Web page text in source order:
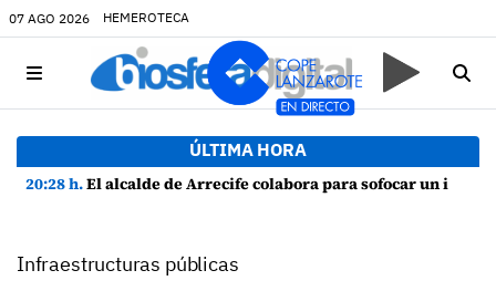
07 AGO 2026 HEMEROTECA
ÚLTIMA HORA
20:28 h.El alcalde de Arrecife colabora para sofocar un incendio en una vivienda de Playa Honda
Infraestructuras públicas